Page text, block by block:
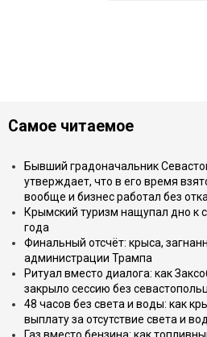
Самое читаемое
Бывший градоначальник
утверждает, что в его время
вообще и бизнес работал без
Крымский туризм нащупал дно к
года
Финальный отсчёт: крыса,
администрации Трампа
Ритуал вместо диалога: как
закрыло сессию без
48 часов без света и воды: как
выплату за отсутствие света и